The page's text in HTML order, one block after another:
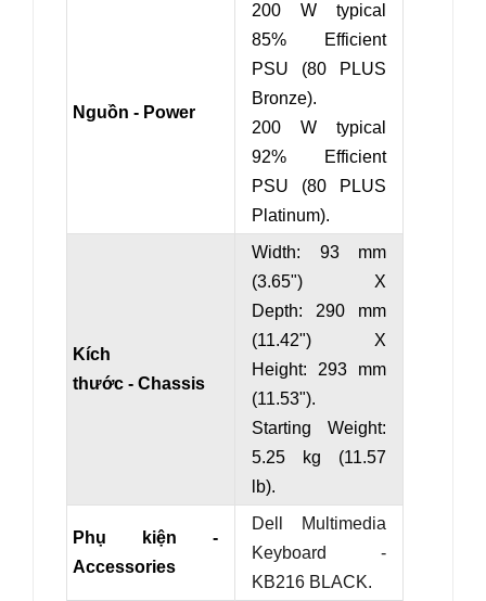
Nguồn - Power
200 W typical
85% Efficient
PSU (80 PLUS
Bronze).
200 W typical
92% Efficient
PSU (80 PLUS
Platinum).
Kích
thước - Chassis
Width: 93 mm
(3.65") X
Depth: 290 mm
(11.42") X
Height: 293 mm
(11.53").
Starting Weight:
5.25 kg (11.57
lb).
Phụ kiện -
Accessories
Dell Multimedia
Keyboard -
KB216 BLACK.